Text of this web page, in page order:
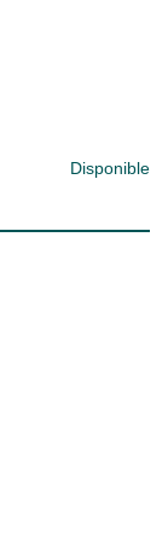
Disponible